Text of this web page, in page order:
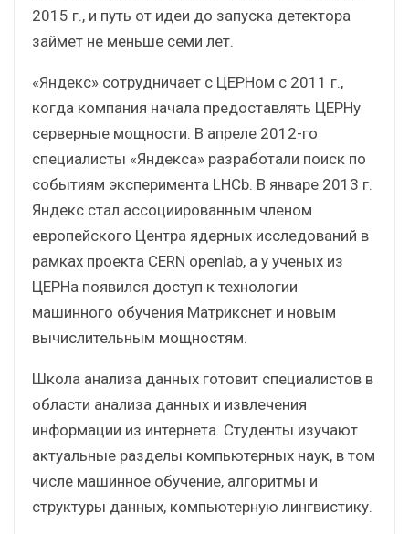
2015 г., и путь от идеи до запуска детектора
займет не меньше семи лет.
«Яндекс» сотрудничает с ЦЕРНом с 2011 г.,
когда компания начала предоставлять ЦЕРНу
серверные мощности. В апреле 2012-го
специалисты «Яндекса» разработали поиск по
событиям эксперимента LHCb. В январе 2013 г.
Яндекс стал ассоциированным членом
европейского Центра ядерных исследований в
рамках проекта CERN openlab, а у ученых из
ЦЕРНа появился доступ к технологии
машинного обучения Матрикснет и новым
вычислительным мощностям.
Школа анализа данных готовит специалистов в
области анализа данных и извлечения
информации из интернета. Студенты изучают
актуальные разделы компьютерных наук, в том
числе машинное обучение, алгоритмы и
структуры данных, компьютерную лингвистику.